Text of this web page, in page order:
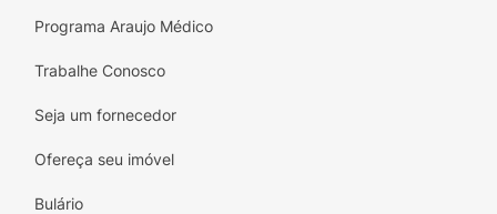
Programa Araujo Médico
Trabalhe Conosco
Seja um fornecedor
Ofereça seu imóvel
Bulário